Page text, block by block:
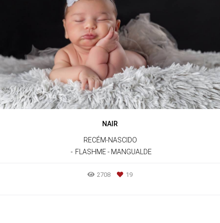
NAIR
RECÉM-NASCIDO
FLASHME - MANGUALDE
2708 19